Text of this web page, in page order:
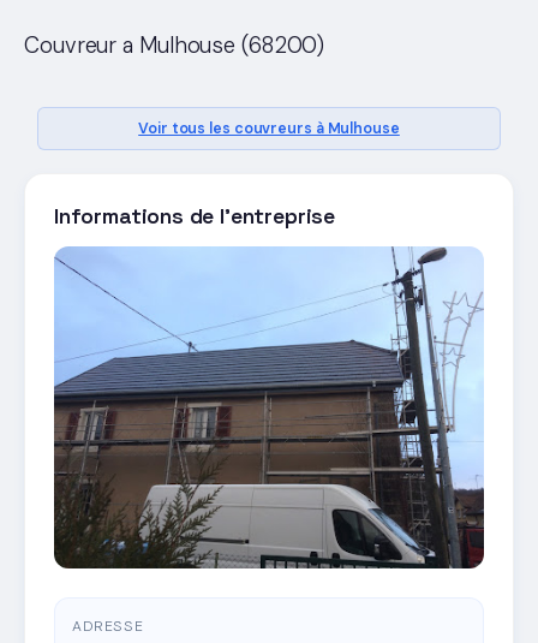
Couvreur a Mulhouse (68200)
Voir tous les couvreurs à Mulhouse
Informations de l'entreprise
ADRESSE